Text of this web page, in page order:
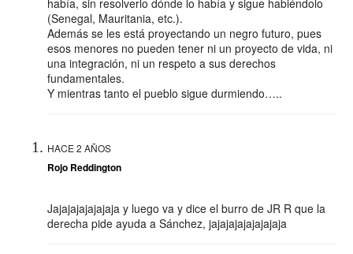
había, sin resolverlo dónde lo había y sigue habiéndolo
(Senegal, Mauritania, etc.).
Además se les está proyectando un negro futuro, pues
esos menores no pueden tener ni un proyecto de vida, ni
una integración, ni un respeto a sus derechos
fundamentales.
Y mientras tanto el pueblo sigue durmiendo…..
HACE 2 AÑOS
Rojo Reddington
Jajajajajajajaja y luego va y dice el burro de JR R que la
derecha pide ayuda a Sánchez, jajajajajajajajaja